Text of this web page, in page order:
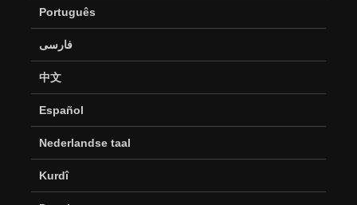
Português
فارسی
中文
Español
Nederlandse taal
Kurdî